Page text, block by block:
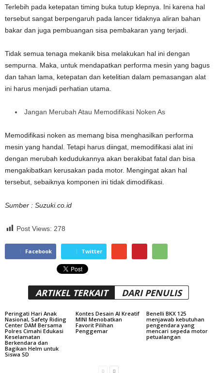
Terlebih pada ketepatan timing buka tutup klepnya. Ini karena hal
tersebut sangat berpengaruh pada lancer tidaknya aliran bahan
bakar dan juga pembuangan sisa pembakaran yang terjadi.
Tidak semua tenaga mekanik bisa melakukan hal ini dengan
sempurna. Maka, untuk mendapatkan performa mesin yang bagus
dan tahan lama, ketepatan dan ketelitian dalam pemasangan alat
ini harus menjadi perhatian utama.
Jangan Merubah Atau Memodifikasi Noken As
Memodifikasi noken as memang bisa menghasilkan performa
mesin yang handal. Tetapi harus diingat, memodifikasi alat ini
dengan merubah kedudukannya akan berakibat fatal dan bisa
mengakibatkan kerusakan pada motor. Mengingat akan hal
tersebut, sebaiknya komponen ini tidak dimodifikasi.
Sumber : Suzuki.co.id
Post Views: 278
Facebook Twitter
ARTIKEL TERKAIT DARI PENULIS
Peringati Hari Anak
Nasional, Safety Riding
Center DAM Bersama
Polres Cimahi Edukasi
Keselamatan
Berkendara dan
Bagikan Helm untuk
Siswa SD
Kontes Desain AI Kreatif
MINI Menobatkan
Favorit Pilihan
Penggemar
Benelli BKX 125
menjawab kebutuhan
pengendara yang
mencari sepeda motor
petualangan